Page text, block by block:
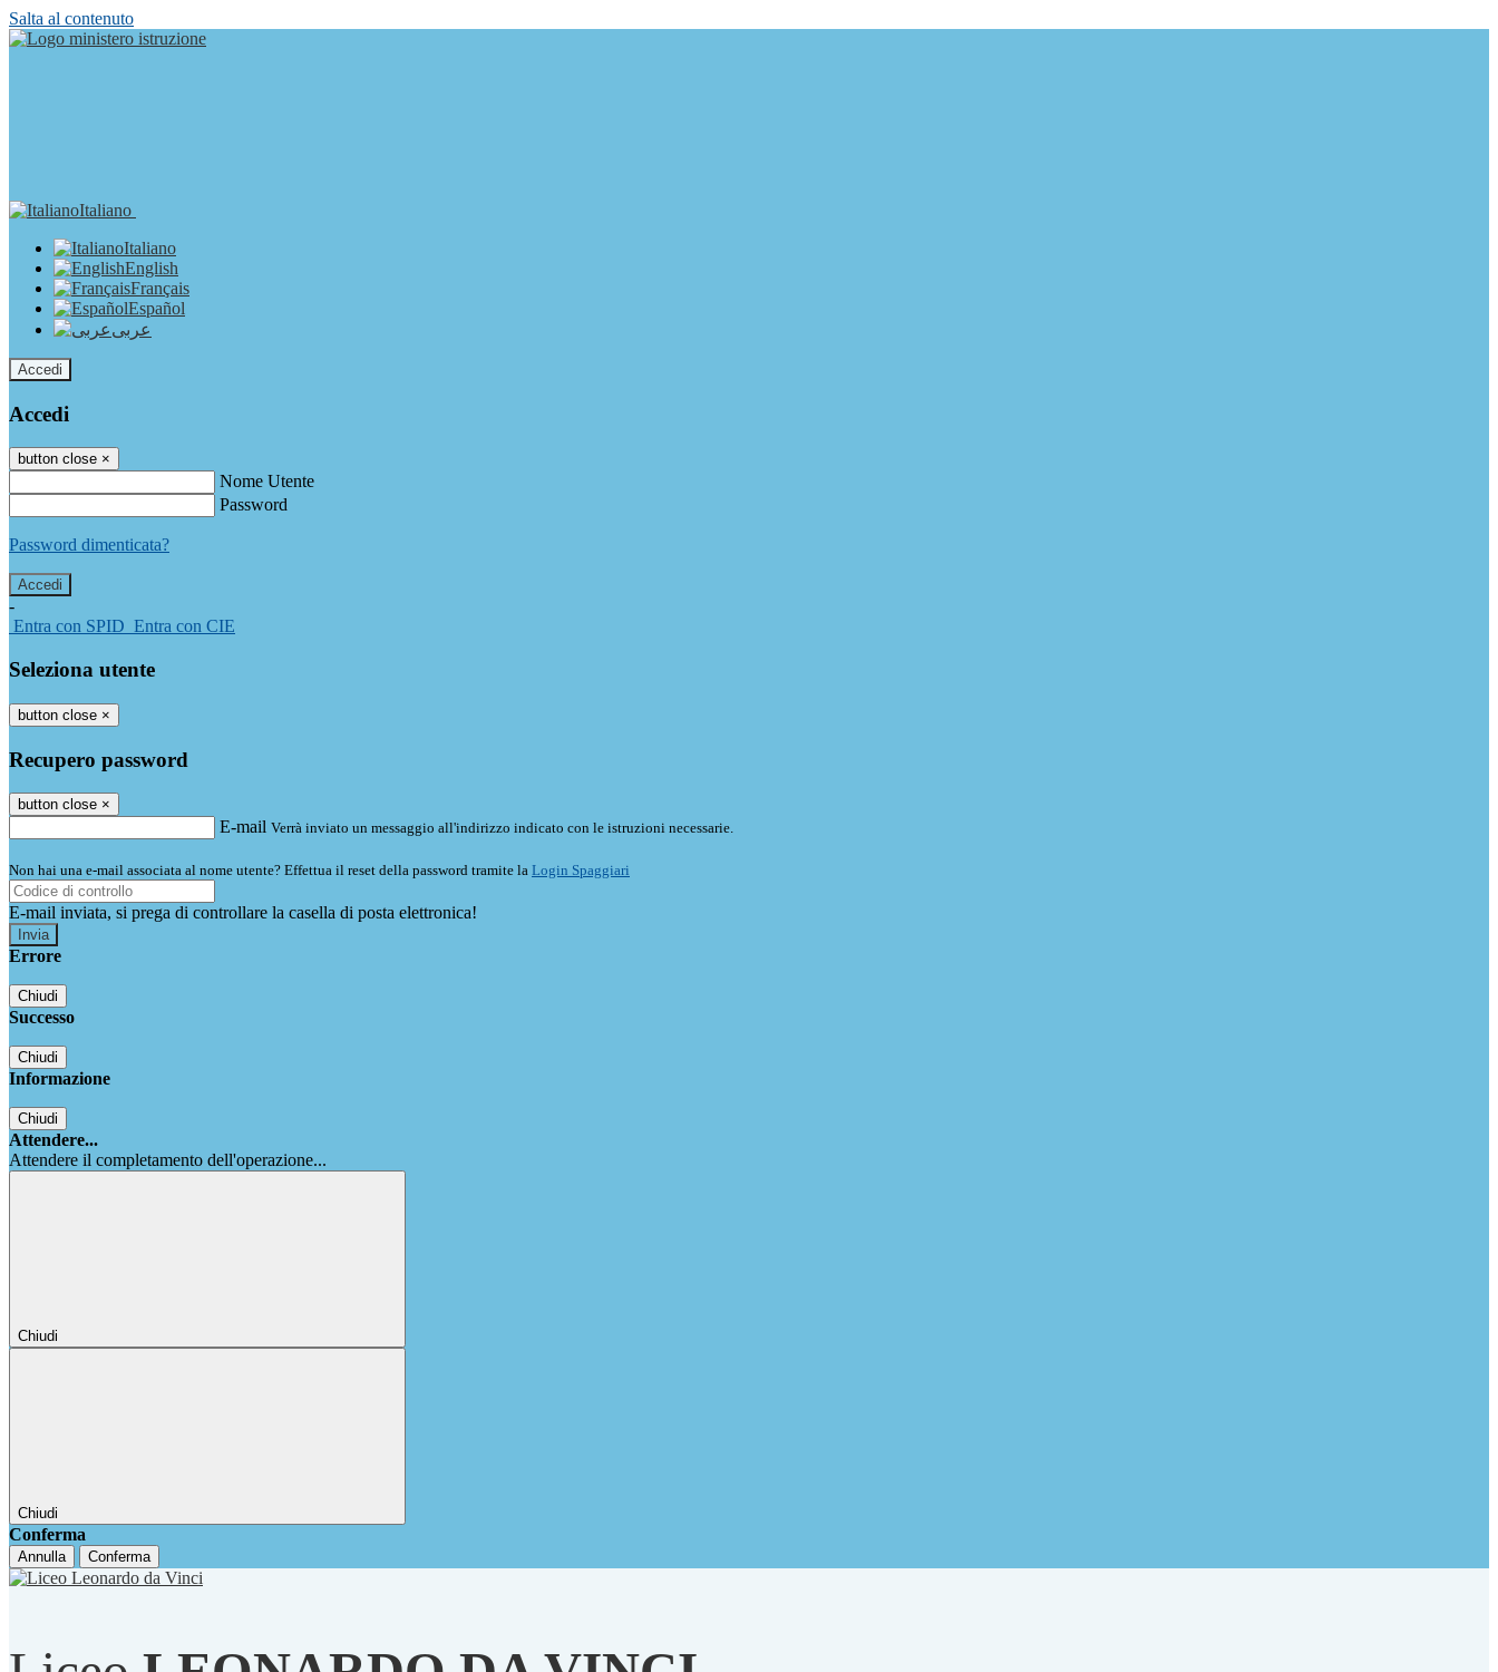
Salta al contenuto
Italiano
Italiano
English
Français
Español
عربى
Accedi
Accedi
button close ×
Nome Utente
Password
Password dimenticata?
-
Entra con SPID Entra con CIE
Seleziona utente
button close ×
Recupero password
button close ×
E-mail Verrà inviato un messaggio all'indirizzo indicato con le istruzioni necessarie.
Non hai una e-mail associata al nome utente? Effettua il reset della password tramite la Login Spaggiari
E-mail inviata, si prega di controllare la casella di posta elettronica!
Errore
Chiudi
Successo
Chiudi
Informazione
Chiudi
Attendere...
Attendere il completamento dell'operazione...
Chiudi
Chiudi
Conferma
Annulla Conferma